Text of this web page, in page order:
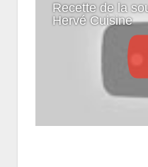
Recette de la
Hervé Cuisine